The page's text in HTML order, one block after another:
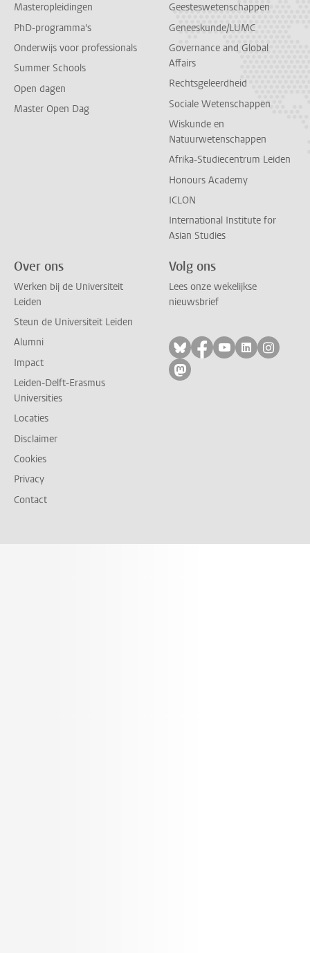
Masteropleidingen
PhD-programma's
Onderwijs voor professionals
Summer Schools
Open dagen
Master Open Dag
Geesteswetenschappen
Geneeskunde/LUMC
Governance and Global
Affairs
Rechtsgeleerdheid
Sociale Wetenschappen
Wiskunde en
Natuurwetenschappen
Afrika-Studiecentrum Leiden
Honours Academy
ICLON
International Institute for
Asian Studies
Over ons
Werken bij de Universiteit
Leiden
Steun de Universiteit Leiden
Alumni
Impact
Leiden-Delft-Erasmus
Universities
Locaties
Disclaimer
Cookies
Privacy
Contact
Volg ons
Lees onze wekelijkse
nieuwsbrief
Volg ons op bluesky
Volg ons op
Volg ons op
Volg ons
Volg
Volg ons op mastodon